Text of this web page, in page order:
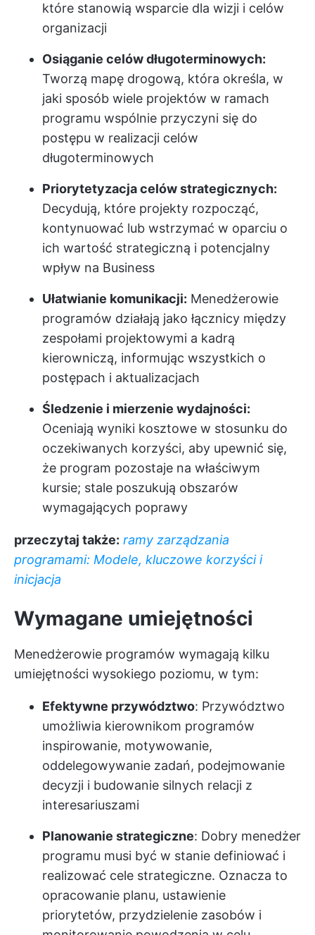
które stanowią wsparcie dla wizji i celów
organizacji
Osiąganie celów długoterminowych:
Tworzą mapę drogową, która określa, w
jaki sposób wiele projektów w ramach
programu wspólnie przyczyni się do
postępu w realizacji celów
długoterminowych
Priorytetyzacja celów strategicznych:
Decydują, które projekty rozpocząć,
kontynuować lub wstrzymać w oparciu o
ich wartość strategiczną i potencjalny
wpływ na Business
Ułatwianie komunikacji: Menedżerowie
programów działają jako łącznicy między
zespołami projektowymi a kadrą
kierowniczą, informując wszystkich o
postępach i aktualizacjach
Śledzenie i mierzenie wydajności:
Oceniają wyniki kosztowe w stosunku do
oczekiwanych korzyści, aby upewnić się,
że program pozostaje na właściwym
kursie; stale poszukują obszarów
wymagających poprawy
przeczytaj także: ramy zarządzania
programami: Modele, kluczowe korzyści i
inicjacja
Wymagane umiejętności
Menedżerowie programów wymagają kilku
umiejętności wysokiego poziomu, w tym:
Efektywne przywództwo: Przywództwo
umożliwia kierownikom programów
inspirowanie, motywowanie,
oddelegowywanie zadań, podejmowanie
decyzji i budowanie silnych relacji z
interesariuszami
Planowanie strategiczne: Dobry menedżer
programu musi być w stanie definiować i
realizować cele strategiczne. Oznacza to
opracowanie planu, ustawienie
priorytetów, przydzielenie zasobów i